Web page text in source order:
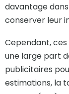
davantage
conserver leur
Cependant,
une large part
publicitaires
estimations, la